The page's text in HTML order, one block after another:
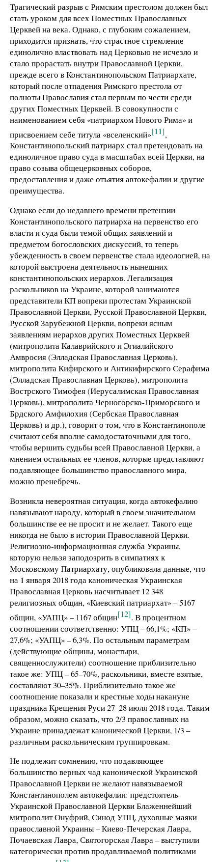
Трагический разрыв с Римским престолом должен был
стать уроком для всех Поместных Православных
Церквей на века. Однако, с глубоким сожалением,
приходится признать, что страстное стремление
единолично властвовать над Церковью не исчезло и
стало прорастать внутри Православной Церкви,
прежде всего в Константинопольском Патриархате,
который после отпадения Римского престола от
полноты Православия стал первым по чести среди
других Поместных Церквей. В совокупности с
наименованием себя «патриархом Нового Рима» и
присвоением себе титула «вселенский»[11],
Константинопольский патриарх стал претендовать на
единоличное право суда в масштабах всей Церкви, на
право созыва общецерковных соборов,
предоставления и даже отъятия автокефалии и другие
преимущества.
Однако если до недавнего времени претензии
Константинопольского патриарха на первенство его
власти и суда были темой общих заявлений и
предметом богословских дискуссий, то теперь
убежденность в своем первенстве стала идеологией, на
которой выстроена деятельность нынешних
константинопольских иерархов. Легализация
раскольников на Украине, которой занимаются
представители КП вопреки протестам Украинской
Православной Церкви, Русской Православной Церкви,
Русской Зарубежной Церкви, вопреки ясным
заявлениям иерархов других Поместных Церквей
(митрополита Калаврийского и Эгиалийского
Амвросия (Элладская Православная Церковь),
митрополита Кифирского и Антикифирского Серафима
(Элладская Православная Церковь), митрополита
Вострского Тимофея (Иерусалимская Православная
Церковь), митрополита Черногорско-Приморского и
Брдского Амфилохия (Сербская Православная
Церковь) и др.), говорит о том, что в Константинополе
считают себя вполне самодостаточными для того,
чтобы вершить судьбы всей Православной Церкви, а
мнением остальных ее членов, которые представляют
подавляющее большинство православного мира,
можно пренебречь.
Возникла невероятная ситуация, когда автокефалию
навязывают народу, который в своем значительном
большинстве ее не просит и не желает. Такого еще
никогда не было в истории Православной Церкви.
Религиозно-информационная служба Украины,
которую нельзя заподозрить в симпатиях к
Московскому Патриархату, опубликовала данные, что
на 1 января 2018 года каноническая Украинская
Православная Церковь насчитывает 12 348
религиозных общин, «Киевский патриархат» – 5167
общин, «УАПЦ» – 1167 общин[12]. В процентном
соотношении соответственно: УПЦ – 66,1%; «КП» –
27,6%; «УАПЦ» – 6,3%. По остальным параметрам
(действующие общины, монастыри,
священнослужители) соотношение приблизительно
такое же: УПЦ – 65–70%, раскольники, вместе взятые,
составляют 30–35%. Приблизительно такое же
соотношение показали и крестные ходы накануне
праздника Крещения Руси 27–28 июля 2018 года. Таким
образом, можно сказать, что 2/3 православных на
Украине принадлежат канонической Церкви, 1/3 –
различным раскольническим группировкам.
Не подлежит сомнению, что подавляющее
большинство верных чад канонической Украинской
Православной Церкви не желают навязываемой
Константинополем автокефалии: предстоятель
Украинской Православной Церкви Блаженнейший
митрополит Онуфрий, Синод УПЦ, духовные маяки
православной Украины – Киево-Печерская Лавра,
Почаевская Лавра, Святогорская Лавра – выступили
категорически против продавливаемой политиками